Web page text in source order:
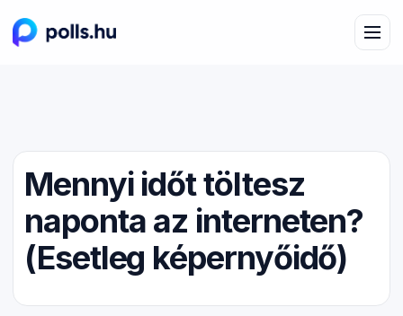
Mennyi időt töltesz
naponta az interneten?
(Esetleg képernyőidő)